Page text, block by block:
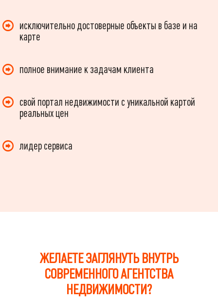
исключительно достоверные объекты в базе и на
карте
полное внимание к задачам клиента
свой портал недвижимости с уникальной картой
реальных цен
лидер сервиса
ЖЕЛАЕТЕ ЗАГЛЯНУТЬ ВНУТРЬ
СОВРЕМЕННОГО АГЕНТСТВА
НЕДВИЖИМОСТИ?